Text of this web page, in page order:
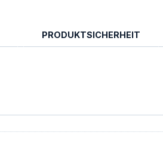
PRODUKTSICHERHEIT